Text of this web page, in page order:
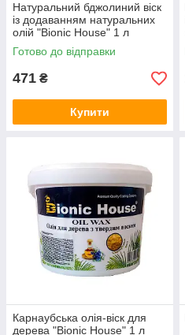
Натуральний бджолиний віск
із додаванням натуральних
олій "Bionic House" 1 л
Готово до відправки
471 ₴
Купити
Карнаубська олія-віск для
дерева "Bionic House" 1 л